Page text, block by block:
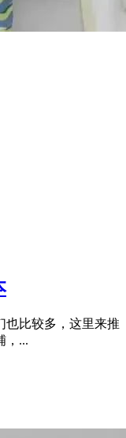
也比较多，这里来推
，...